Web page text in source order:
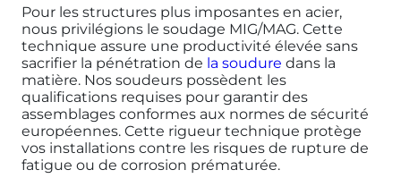
Pour les structures plus imposantes en acier,
nous privilégions le soudage MIG/MAG. Cette
technique assure une productivité élevée sans
sacrifier la pénétration de la soudure dans la
matière. Nos soudeurs possèdent les
qualifications requises pour garantir des
assemblages conformes aux normes de sécurité
européennes. Cette rigueur technique protège
vos installations contre les risques de rupture de
fatigue ou de corrosion prématurée.